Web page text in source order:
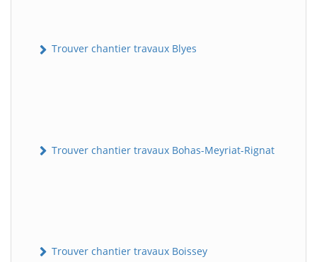
Trouver chantier travaux Blyes
Trouver chantier travaux Bohas-Meyriat-Rignat
Trouver chantier travaux Boissey